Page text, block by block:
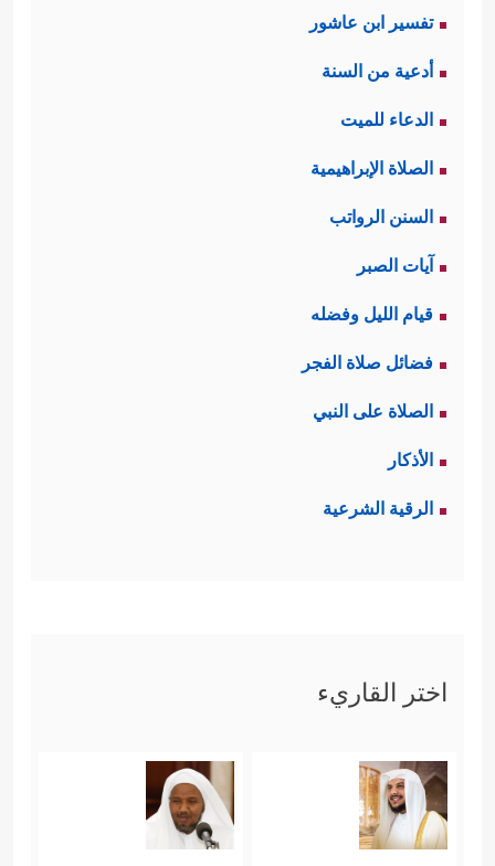
تفسير ابن عاشور
أدعية من السنة
الدعاء للميت
الصلاة الإبراهيمية
السنن الرواتب
آيات الصبر
قيام الليل وفضله
فضائل صلاة الفجر
الصلاة على النبي
الأذكار
الرقية الشرعية
اختر القاريء